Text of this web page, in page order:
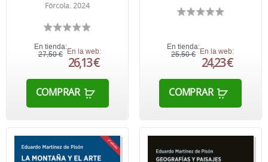
Fórcola. 2024
En tienda:
27,50 € En la web:
26,13 €
COMPRAR
En tienda:
25,50 € En la web:
24,23 €
COMPRAR